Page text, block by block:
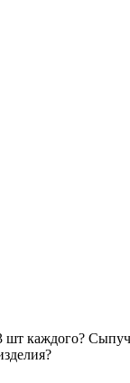
шт каждого?